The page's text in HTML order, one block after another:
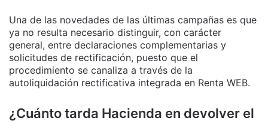
Una de las novedades de las últimas campañas es que
ya no resulta necesario distinguir, con carácter
general, entre declaraciones complementarias y
solicitudes de rectificación, puesto que el
procedimiento se canaliza a través de la
autoliquidación rectificativa integrada en Renta WEB.
¿Cuánto tarda Hacienda en devolver el